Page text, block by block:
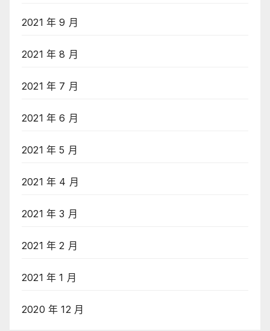
2021 年 9 月
2021 年 8 月
2021 年 7 月
2021 年 6 月
2021 年 5 月
2021 年 4 月
2021 年 3 月
2021 年 2 月
2021 年 1 月
2020 年 12 月